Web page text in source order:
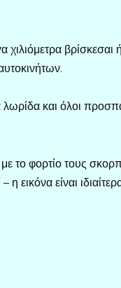
βρίσκεσαι
λωρίδα και όλοι
το φορτίο τους
εικόνα είναι